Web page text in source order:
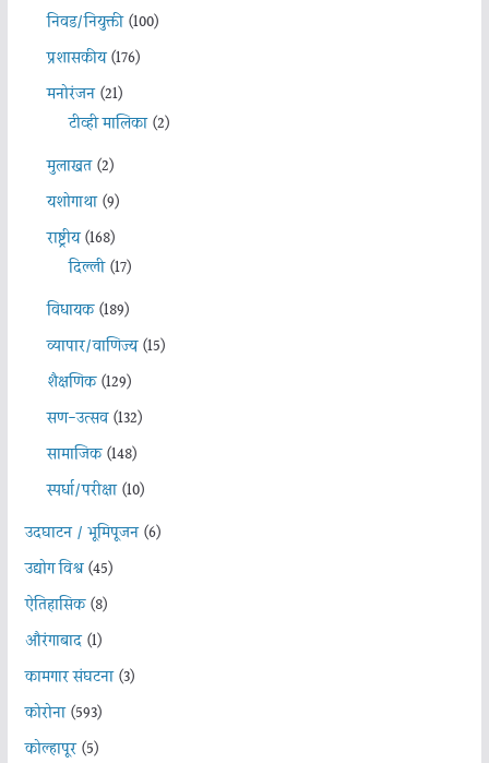
निवड/नियुक्ती(100)
प्रशासकीय(176)
मनोरंजन(21)
टीव्ही मालिका(2)
मुलाखत(2)
यशोगाथा(9)
राष्ट्रीय(168)
दिल्ली(17)
विधायक(189)
व्यापार/वाणिज्य(15)
शैक्षणिक(129)
सण-उत्सव(132)
सामाजिक(148)
स्पर्धा/परीक्षा(10)
उदघाटन / भूमिपूजन(6)
उद्योग विश्व(45)
ऐतिहासिक(8)
औरंगाबाद(1)
कामगार संघटना(3)
कोरोना(593)
कोल्हापूर(5)